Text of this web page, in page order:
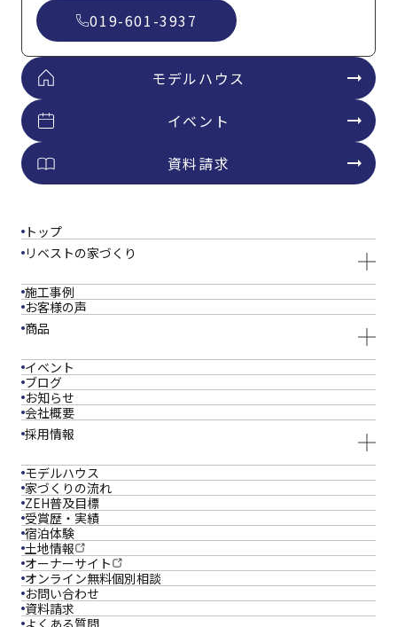
019-601-3937
モデルハウス
イベント
資料請求
トップ
リベストの家づくり
施工事例
お客様の声
商品
イベント
ブログ
お知らせ
会社概要
採用情報
モデルハウス
家づくりの流れ
ZEH普及目標
受賞歴・実績
宿泊体験
土地情報
オーナーサイト
オンライン無料個別相談
お問い合わせ
資料請求